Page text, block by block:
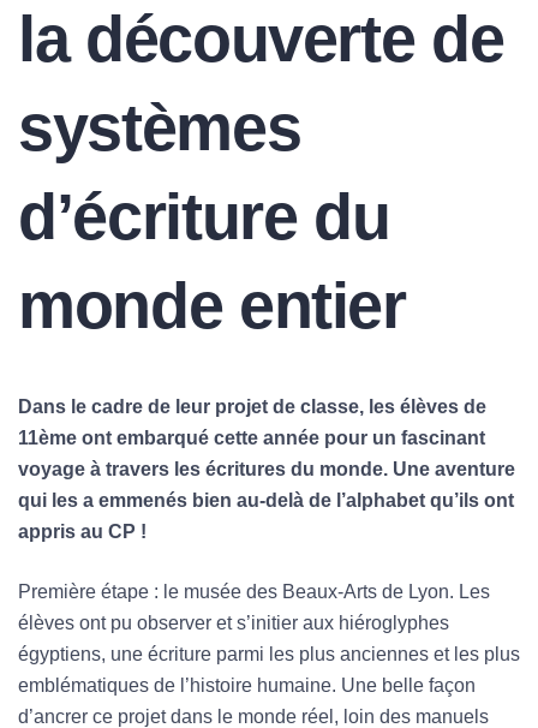
la découverte de
systèmes
d’écriture du
monde entier
Dans le cadre de leur projet de classe, les élèves de
11ème ont embarqué cette année pour un fascinant
voyage à travers les écritures du monde. Une aventure
qui les a emmenés bien au-delà de l’alphabet qu’ils ont
appris au CP !
Première étape : le musée des Beaux-Arts de Lyon. Les
élèves ont pu observer et s’initier aux hiéroglyphes
égyptiens, une écriture parmi les plus anciennes et les plus
emblématiques de l’histoire humaine. Une belle façon
d’ancrer ce projet dans le monde réel, loin des manuels